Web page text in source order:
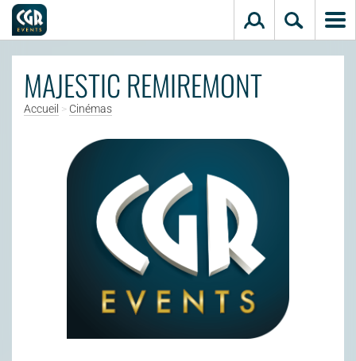
MAJESTIC REMIREMONT
Accueil > Cinémas